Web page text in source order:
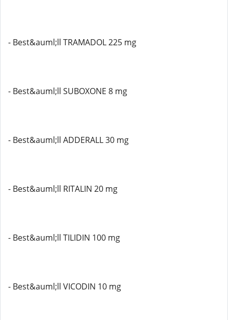
- Best&auml;ll TRAMADOL 225 mg
- Best&auml;ll SUBOXONE 8 mg
- Best&auml;ll ADDERALL 30 mg
- Best&auml;ll RITALIN 20 mg
- Best&auml;ll TILIDIN 100 mg
- Best&auml;ll VICODIN 10 mg